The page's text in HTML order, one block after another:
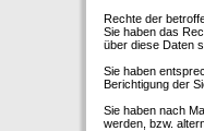
Rechte der
Sie haben das
über diese Daten
Sie haben
Berichtigung der
Sie haben nach
werden, bzw.